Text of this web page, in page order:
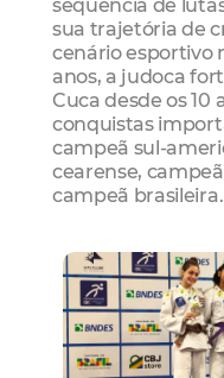
sua trajetória de
cenário esportivo
anos, a judoca
Cuca desde os 10
conquistas
campeã sul-
cearense,
campeã brasileira.